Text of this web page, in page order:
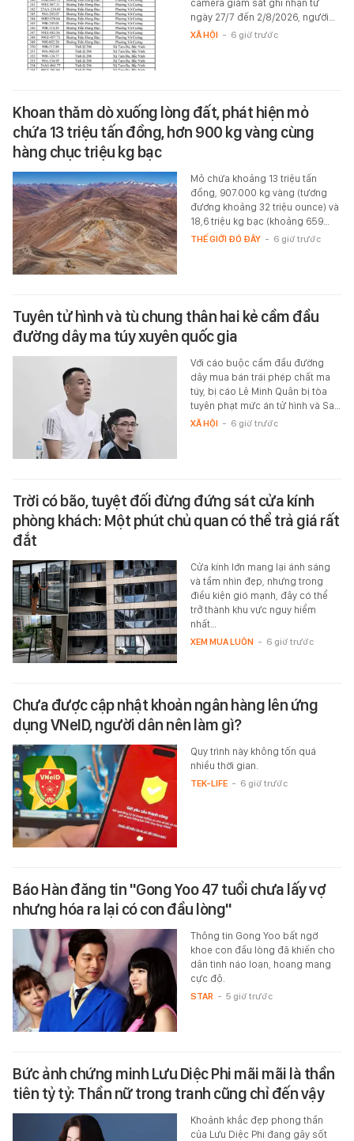
camera giám sát ghi nhận từ
ngày 27/7 đến 2/8/2026, người…
XÃ HỘI - 6 giờ trước
Khoan thăm dò xuống lòng đất, phát hiện mỏ
chứa 13 triệu tấn đồng, hơn 900 kg vàng cùng
hàng chục triệu kg bạc
Mỏ chứa khoảng 13 triệu tấn
đồng, 907.000 kg vàng (tương
đương khoảng 32 triệu ounce) và
18,6 triệu kg bạc (khoảng 659…
THẾ GIỚI ĐÓ ĐÂY - 6 giờ trước
Tuyên tử hình và tù chung thân hai kẻ cầm đầu
đường dây ma túy xuyên quốc gia
Với cáo buộc cầm đầu đường
dây mua bán trái phép chất ma
túy, bị cáo Lê Minh Quân bị tòa
tuyên phạt mức án tử hình và Sa…
XÃ HỘI - 6 giờ trước
Trời có bão, tuyệt đối đừng đứng sát cửa kính
phòng khách: Một phút chủ quan có thể trả giá rất
đắt
Cửa kính lớn mang lại ánh sáng
và tầm nhìn đẹp, nhưng trong
điều kiện gió mạnh, đây có thể
trở thành khu vực nguy hiểm
nhất…
XEM MUA LUÔN - 6 giờ trước
Chưa được cập nhật khoản ngân hàng lên ứng
dụng VNeID, người dân nên làm gì?
Quy trình này không tốn quá
nhiều thời gian.
TEK-LIFE - 6 giờ trước
Báo Hàn đăng tin "Gong Yoo 47 tuổi chưa lấy vợ
nhưng hóa ra lại có con đầu lòng"
Thông tin Gong Yoo bất ngờ
khoe con đầu lòng đã khiến cho
dân tình náo loạn, hoang mang
cực độ.
STAR - 5 giờ trước
Bức ảnh chứng minh Lưu Diệc Phi mãi mãi là thần
tiên tỷ tỷ: Thần nữ trong tranh cũng chỉ đến vậy
Khoảnh khắc đẹp phong thần
của Lưu Diệc Phi đang gây sốt